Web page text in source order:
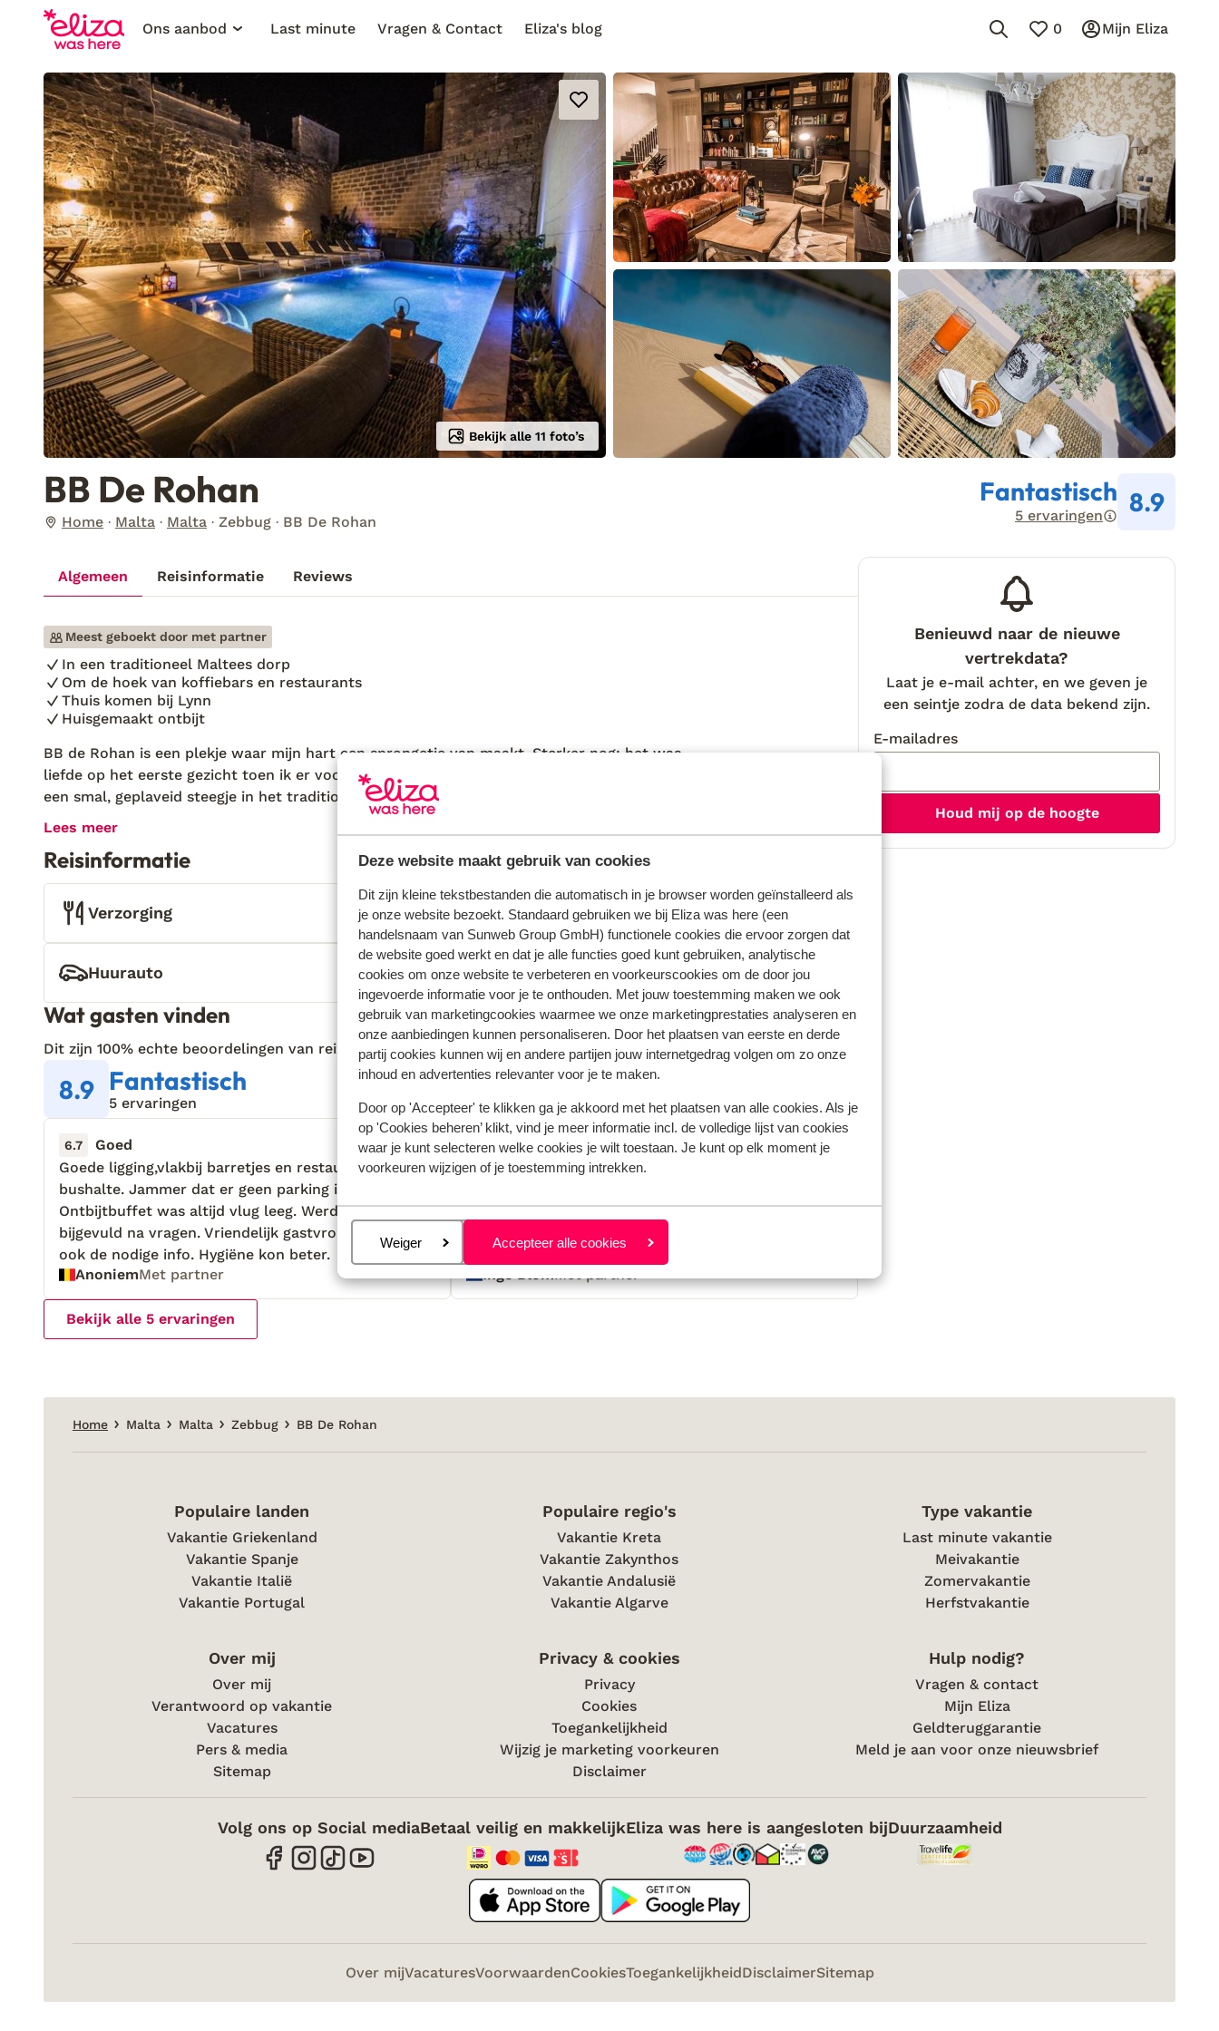
Deze website maakt gebruik van cookies
Dit zijn kleine tekstbestanden die automatisch in je browser worden geïnstalleerd als
je onze website bezoekt. Standaard gebruiken we bij Eliza was here (een
handelsnaam van Sunweb Group GmbH) functionele cookies die ervoor zorgen dat
de website goed werkt en dat je alle functies goed kunt gebruiken, analytische
cookies om onze website te verbeteren en voorkeurscookies om de door jou
ingevoerde informatie voor je te onthouden. Met jouw toestemming maken we ook
gebruik van marketingcookies waarmee we onze marketingprestaties analyseren en
onze aanbiedingen kunnen personaliseren. Door het plaatsen van eerste en derde
partij cookies kunnen wij en andere partijen jouw internetgedrag volgen om zo onze
inhoud en advertenties relevanter voor je te maken.
Door op 'Accepteer' te klikken ga je akkoord met het plaatsen van alle cookies. Als je
op 'Cookies beheren’ klikt, vind je meer informatie incl. de volledige lijst van cookies
waar je kunt selecteren welke cookies je wilt toestaan. Je kunt op elk moment je
voorkeuren wijzigen of je toestemming intrekken.
Beheren
Weiger Accepteer alle cookies
Ons aanbod
Last minute Vragen & Contact Eliza's blog 0 Mijn Eliza
Bekijk alle 11 foto’s
BB De Rohan
Home Malta Malta Zebbug BB De Rohan
Fantastisch
5 ervaringen 8.9
Algemeen Reisinformatie Reviews
Meest geboekt door met partner
In een traditioneel Maltees dorp
Om de hoek van koffiebars en restaurants
Thuis komen bij Lynn
Huisgemaakt ontbijt
BB de Rohan is een plekje waar mijn hart een sprongetje van maakt. Sterker nog: het was
liefde op het eerste gezicht toen ik er voor het eerst ging logeren. Ik vond het adresje in
een smal, geplaveid steegje in het traditionele Maltese dorp Zebburg. Een Idyllische en erg
handige plek: de leukste restaurants en koffiebarretjes bevinden zich namelijk allemaal om
de hoek. Niet alleen de locatie is fijn. Door de gastvrijheid van eigenaresse Lynn en de
charmante inrichting van de B&B voel je je hier ook direct thuis. Geniet iedere morgen van
een huisgemaakt ontbijt en vers kopje koffie langs de rand van het zwembad. Trek een paar
baantjes en voel hoe de eerste zonnestralen je gezicht verwarmen. Zo ontspannen de dag
beginnen, is toch hoe het elke vakantie hoort te zijn? Op deze magische plek is je batterijtje
zo weer opgeladen. Zin en klaar om eropuit te gaan? Dan valt er op Gozo genoeg moois te
ontdekken, zoals de schilderachtige baai van Xlendi en een scala aan cultuurschatten. Heb
Lees meer
Reisinformatie
Verzorging
Huurauto
Wat gasten vinden
Dit zijn 100% echte beoordelingen van reizigers die jou voorgingen. Meer over reviews
8.9 Fantastisch
5 ervaringen Meest geboekt door met partner
6.7 Goed
12 okt. 2023
Goede ligging,vlakbij barretjes en restaurants. Vlakbij
bushalte. Jammer dat er geen parking is.
Ontbijtbuffet was altijd vlug leeg. Werd wel
bijgevuld na vragen. Vriendelijk gastvrouw en gaf
ook de nodige info. Hygiëne kon beter.
Goede ligging,vlakbij barretjes en restaurants. Vlakbij
bushalte. Jammer dat er geen parking is.
Ontbijtbuffet was altijd vlug leeg. Werd wel
bijgevuld na vragen. Vriendelijk gastvrouw en gaf
ook de nodige info. Hygiëne kon beter.
AnoniemMet partner
9.1 Fantastisch
26 sep. 2023
Bijzonder gastvrij en bereid met alles te helpen
Bijzonder gastvrij en bereid met alles te helpen
Inge BlomMet partner
Bekijk alle 5 ervaringen
Benieuwd naar de nieuwe
vertrekdata?
Laat je e-mail achter, en we geven je
een seintje zodra de data bekend zijn.
E-mailadres
Houd mij op de hoogte
Home Malta Malta Zebbug BB De Rohan
Populaire landen
Vakantie Griekenland
Vakantie Spanje
Vakantie Italië
Vakantie Portugal
Populaire regio's
Vakantie Kreta
Vakantie Zakynthos
Vakantie Andalusië
Vakantie Algarve
Type vakantie
Last minute vakantie
Meivakantie
Zomervakantie
Herfstvakantie
Over mij
Over mij
Verantwoord op vakantie
Vacatures
Pers & media
Sitemap
Privacy & cookies
Privacy
Cookies
Toegankelijkheid
Wijzig je marketing voorkeuren
Disclaimer
Hulp nodig?
Vragen & contact
Mijn Eliza
Geldteruggarantie
Meld je aan voor onze nieuwsbrief
Volg ons op Social mediaBetaal veilig en makkelijkEliza was here is aangesloten bijDuurzaamheid
Over mijVacaturesVoorwaardenCookiesToegankelijkheidDisclaimerSitemap